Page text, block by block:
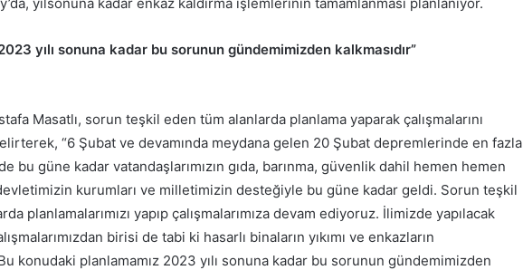
yılı sonuna kadar bu sorunun gündemimizden kalkmasıdır”
Masatlı, sorun teşkil eden tüm alanlarda planlama yaparak çalışmalarını
“6 Şubat ve devamında meydana gelen 20 Şubat depremlerinde en fazla
bu güne kadar vatandaşlarımızın gıda, barınma, güvenlik dahil hemen hemen
kurumları ve milletimizin desteğiyle bu güne kadar geldi. Sorun teşkil
planlamalarımızı yapıp çalışmalarımıza devam ediyoruz. İlimizde yapılacak
birisi de tabi ki hasarlı binaların yıkımı ve enkazların
Bu konudaki planlamamız 2023 yılı sonuna kadar bu sorunun gündemimizden